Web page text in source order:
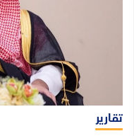
تقارير